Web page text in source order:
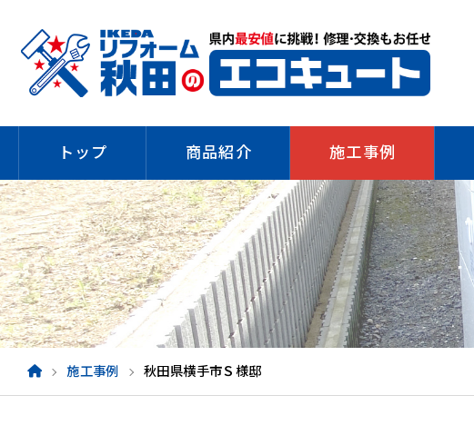
トップ 商品紹介 施工事例
施工事例 秋田県横手市Ｓ様邸